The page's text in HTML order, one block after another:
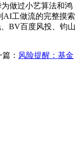
做过小艺算法和鸿
AI工做流的完整摸索
BV百度风投、钧山
： 风险提醒：基金